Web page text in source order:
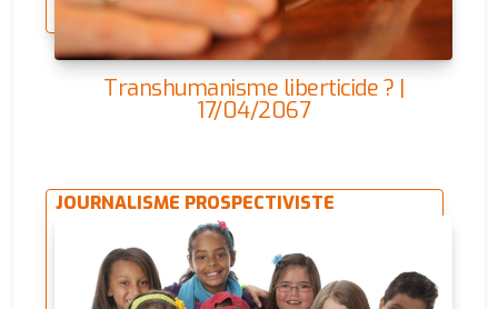
Transhumanisme liberticide ? |
17/04/2067
JOURNALISME PROSPECTIVISTE